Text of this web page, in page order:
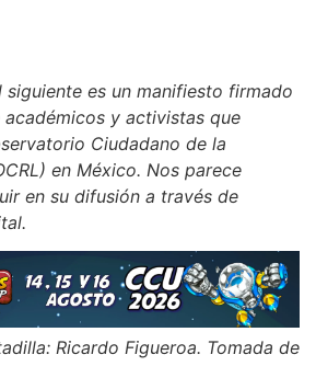
siguiente es un manifiesto firmado
y activistas que
Ciudadano de la
en México. Nos parece
en su difusión a través de
Ricardo Figueroa. Tomada de